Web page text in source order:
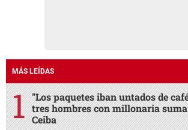
MÁS LEÍDAS
"Los paquetes iban untados de
tres hombres con millonaria
Ceiba